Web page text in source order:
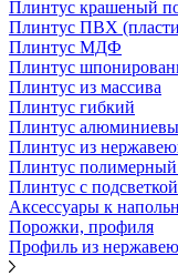
Плинтус крашеный
Плинтус ПВХ
Плинтус МДФ
Плинтус
Плинтус из массива
Плинтус гибкий
Плинтус
Плинтус из
Плинтус
Плинтус с подсветкой
Аксессуары к
Порожки, профиля
Профиль из